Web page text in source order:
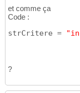
30
31
32
et comme ça
Code :
strCritere =
?